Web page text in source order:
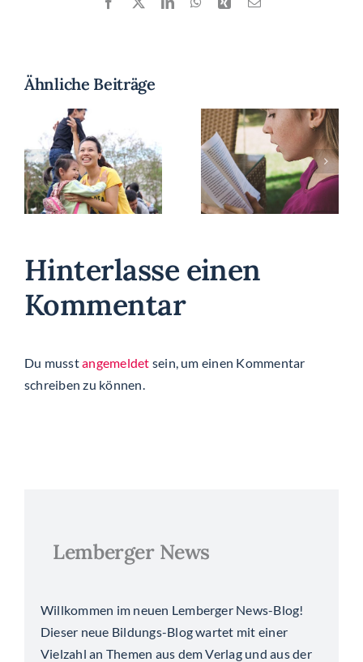
Ähnliche Beiträge
Lese- und
Rechtschreibstörung:
Legasthenie
Newsletter
vom
07.05.24:
Unser
Angebot für
Hinterlasse einen
Kommentar
Du musstangemeldet sein, um einen Kommentar
schreiben zu können.
Lemberger News
Willkommen im neuen Lemberger News-Blog!
Dieser neue Bildungs-Blog wartet mit einer
Vielzahl an Themen aus dem Verlag und aus der